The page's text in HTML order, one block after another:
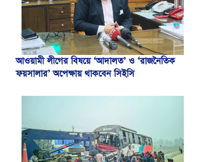
আওয়ামী লীগের বিষয়ে ‘আদালত’ ও ‘রাজনৈতিক
ফয়সালার’ অপেক্ষায় থাকবেন সিইসি